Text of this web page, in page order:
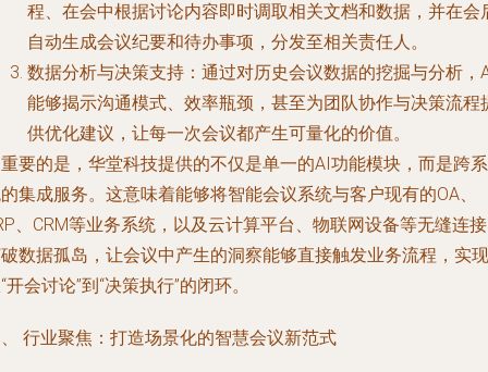
程、在会中根据讨论内容即时调取相关文档和数据，并在会
自动生成会议纪要和待办事项，分发至相关责任人。
数据分析与决策支持 ：通过对历史会议数据的挖掘与分析，
能够揭示沟通模式、效率瓶颈，甚至为团队协作与决策流程
供优化建议，让每一次会议都产生可量化的价值。
要的是，华堂科技提供的不仅是单一的AI功能模块，而是跨系
集成服务。这意味着能够将智能会议系统与客户现有的OA、
、CRM等业务系统，以及云计算平台、物联网设备等无缝连
数据孤岛，让会议中产生的洞察能够直接触发业务流程，实现
开会讨论”到“决策执行”的闭环。
行业聚焦：打造场景化的智慧会议新范式